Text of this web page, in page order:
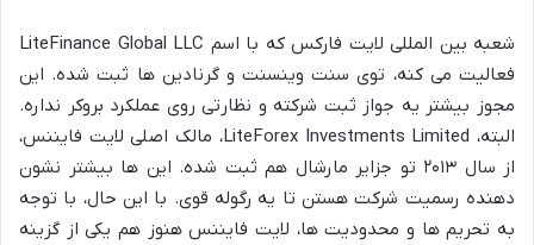
شعبه بین المللی لایت فارکس که با اسم LiteFinance Global LLC
فعالیت می کنه، توی سنت وینسنت و گرنادین ها ثبت شده. این
مجوز بیشتر یه جواز ثبت شرکته و نظارتی روی عملکرد بروکر نداره.
البته، LiteForex Investments Limited، مالک اصلی لایت فایننس،
از سال ۲۰۱۳ تو جزایر مارشال هم ثبت شده. این ها بیشتر نشون
دهنده رسمیت شرکت هستن تا یه رگوله قوی. با این حال، با توجه
به تحریم ها و محدودیت ها، لایت فایننس هنوز هم یکی از گزینه